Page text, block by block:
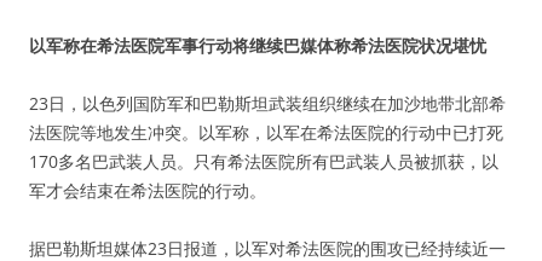
以军称在希法医院军事行动将继续巴媒体称希法医院状况堪忧
23日，以色列国防军和巴勒斯坦武装组织继续在加沙地带北部希
法医院等地发生冲突。以军称，以军在希法医院的行动中已打死
170多名巴武装人员。只有希法医院所有巴武装人员被抓获，以
军才会结束在希法医院的行动。
据巴勒斯坦媒体23日报道，以军对希法医院的围攻已经持续近一